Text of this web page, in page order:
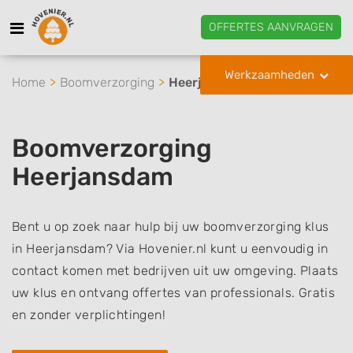
OFFERTES AANVRAGEN
Werkzaamheden
Home Boomverzorging Heerjansdam
Boomverzorging
Heerjansdam
Bent u op zoek naar hulp bij uw boomverzorging klus
in Heerjansdam? Via Hovenier.nl kunt u eenvoudig in
contact komen met bedrijven uit uw omgeving. Plaats
uw klus en ontvang offertes van professionals. Gratis
en zonder verplichtingen!